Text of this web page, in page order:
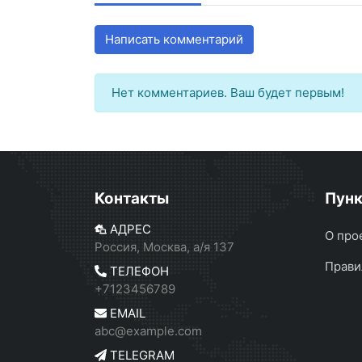
Написать комментарий
Нет комментариев. Ваш будет первым!
Контакты
АДРЕС
Россия, Москва, а/я 137
ТЕЛЕФОН
+7123456789
EMAIL
abc@example.com
TELEGRAM
О